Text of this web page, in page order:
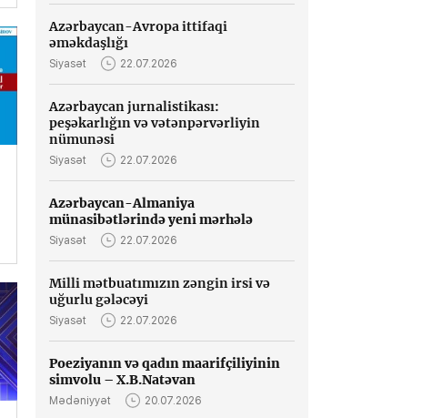
Azərbaycan-Avropa ittifaqi
əməkdaşlığı
Siyasət 22.07.2026
Azərbaycan jurnalistikası:
peşəkarlığın və vətənpərvərliyin
nümunəsi
Siyasət 22.07.2026
Azərbaycan-Almaniya
münasibətlərində yeni mərhələ
Siyasət 22.07.2026
Milli mətbuatımızın zəngin irsi və
uğurlu gələcəyi
Siyasət 22.07.2026
Poeziyanın və qadın maarifçiliyinin
simvolu – X.B.Natəvan
Mədəniyyət 20.07.2026